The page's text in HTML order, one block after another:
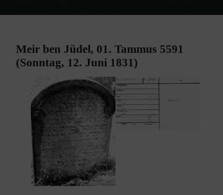
Meir ben Jüdel, 01. Tammus 5591
(Sonntag, 12. Juni 1831)